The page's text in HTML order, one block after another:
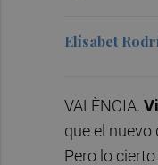
Elísabet
VALÈNCIA.
que el
Pero lo